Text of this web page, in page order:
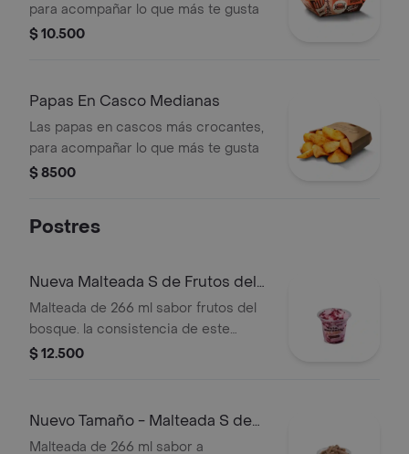
para acompañar lo que más te gusta
$ 10.500
Papas En Casco Medianas
Las papas en cascos más crocantes,
para acompañar lo que más te gusta
$ 8500
Postres
Nueva Malteada S de Frutos del
Bosque
Malteada de 266 ml sabor frutos del
bosque. la consistencia de este
producto puede variar debido al
$ 12.500
Nuevo Tamaño - Malteada S de
Chocolate
Malteada de 266 ml sabor a